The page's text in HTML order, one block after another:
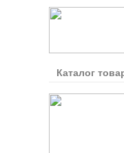
Каталог